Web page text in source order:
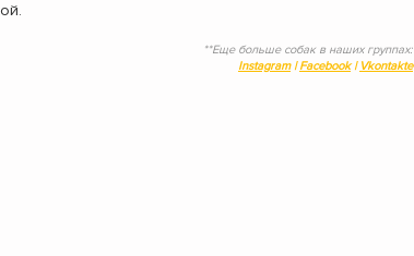
**Еще больше собак в наших группах:
Instagram|Facebook| Vkontakte